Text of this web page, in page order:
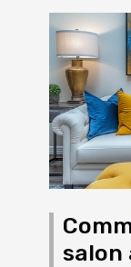
salon